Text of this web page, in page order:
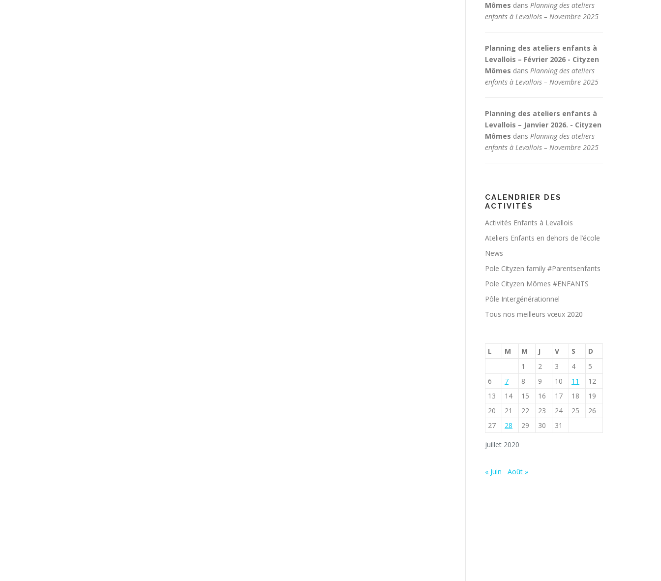
Mômes dans Planning des ateliers
enfants à Levallois – Novembre 2025
Planning des ateliers enfants à
Levallois – Février 2026 - Cityzen
Mômes dans Planning des ateliers
enfants à Levallois – Novembre 2025
Planning des ateliers enfants à
Levallois – Janvier 2026. - Cityzen
Mômes dans Planning des ateliers
enfants à Levallois – Novembre 2025
CALENDRIER DES
ACTIVITÉS
Activités Enfants à Levallois
Ateliers Enfants en dehors de l’école
News
Pole Cityzen family #Parentsenfants
Pole Cityzen Mômes #ENFANTS
Pôle Intergénérationnel
Tous nos meilleurs vœux 2020
juillet 2020
L M M J V S
D
1
2 3 4
5
6
7 8 9 10 11
12
13
14 15 16 17 18
19
20
21 22 23 24 25
26
27
28 29 30 31
« Juin Août »